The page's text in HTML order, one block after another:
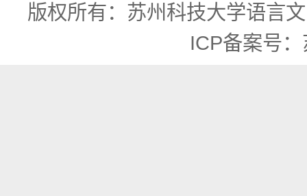
版权所有：苏州科技大学语言
ICP备案号：